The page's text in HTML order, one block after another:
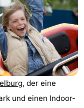
, der eine
und einen Indoor-